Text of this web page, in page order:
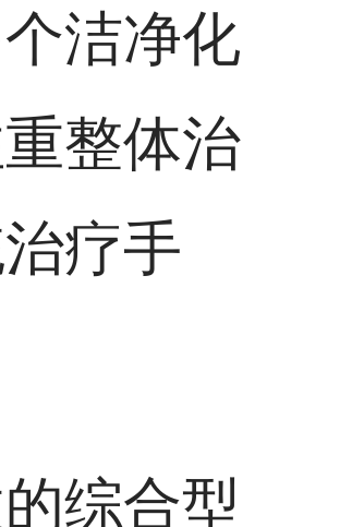
洁净化
整体治
疗手
综合型